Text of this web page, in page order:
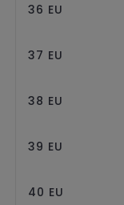
36 EU
37 EU
38 EU
39 EU
40 EU